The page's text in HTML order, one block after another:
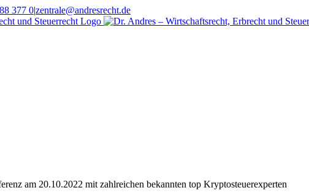
377 0|zentrale@andresrecht.de
am 20.10.2022 mit zahlreichen bekannten top Kryptosteuerexperten